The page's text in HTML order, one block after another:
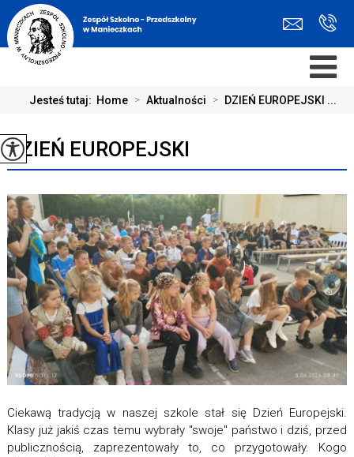
Jesteś tutaj: Home > Aktualności > DZIEŃ EUROPEJSKI ...
DZIEŃ EUROPEJSKI
Ciekawą tradycją w naszej szkole stał się Dzień Europejski.
Klasy już jakiś czas temu wybrały "swoje" państwo i dziś, przed
publicznością, zaprezentowały to, co przygotowały. Kogo